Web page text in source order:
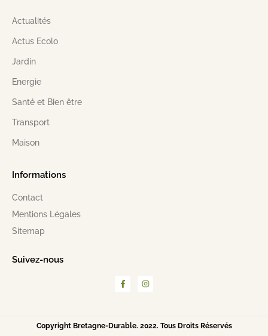
Actualités
Actus Ecolo
Jardin
Energie
Santé et Bien être
Transport
Maison
Informations
Contact
Mentions Légales
Sitemap
Suivez-nous
Copyright Bretagne-Durable. 2022. Tous Droits Réservés